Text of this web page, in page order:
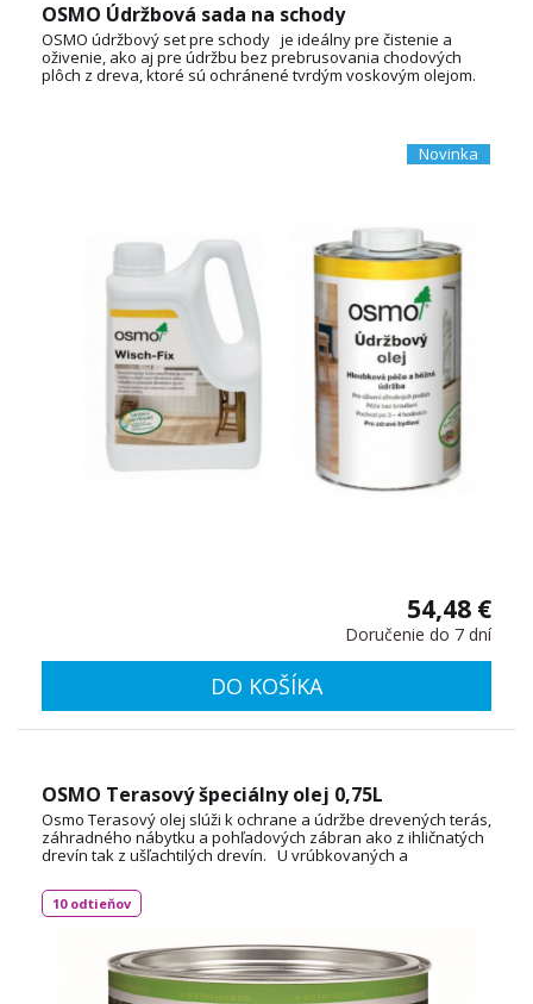
OSMO Údržbová sada na schody
OSMO údržbový set pre schody je ideálny pre čistenie a
oživenie, ako aj pre údržbu bez prebrusovania chodových
plôch z dreva, ktoré sú ochránené tvrdým voskovým olejom.
Novinka
54,48 €
Doručenie do 7 dní
DO KOŠÍKA
OSMO Terasový špeciálny olej 0,75L
Osmo Terasový olej slúži k ochrane a údržbe drevených terás,
záhradného nábytku a pohľadových zábran ako z ihličnatých
drevín tak z ušľachtilých drevín. U vrúbkovaných a
Vyhladzuje povrch dreva a odpudzuje nečistoty. Osmo
terasový olej má polomatný vzhľad Spotreba: 1L / 24m²
10 odtieňov